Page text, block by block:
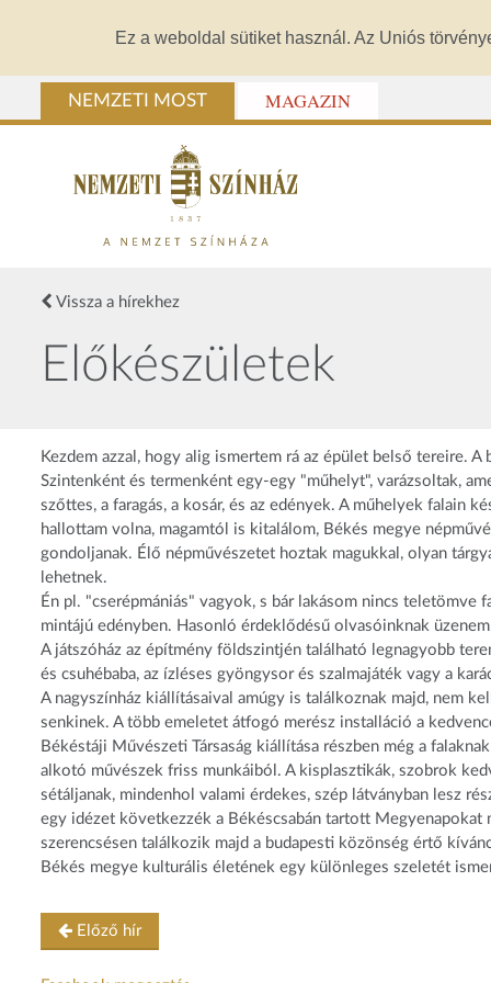
Ez a weboldal sütiket használ. Az Uniós
NEMZETI MOST MAGAZIN
Vissza a hírekhez
Előkészületek
Kezdem azzal, hogy alig ismertem rá az épület belső tereire.
Szintenként és termenként egy-egy "műhelyt", varázsoltak,
szőttes, a faragás, a kosár, és az edények. A műhelyek falain
hallottam volna, magamtól is kitalálom, Békés megye
gondoljanak. Élő népművészetet hoztak magukkal, olyan
lehetnek.
Én pl. "cserépmániás" vagyok, s bár lakásom nincs
mintájú edényben. Hasonló érdeklődésű olvasóinknak
A játszóház az építmény földszintjén található legnagyobb
és csuhébaba, az ízléses gyöngysor és szalmajáték vagy a
A nagyszínház kiállításaival amúgy is találkoznak majd, nem
senkinek. A több emeletet átfogó merész installáció a
Békéstáji Művészeti Társaság kiállítása részben még a
alkotó művészek friss munkáiból. A kisplasztikák, szobrok
sétáljanak, mindenhol valami érdekes, szép látványban lesz
egy idézet következzék a Békéscsabán tartott
szerencsésen találkozik majd a budapesti közönség értő
Békés megye kulturális életének egy különleges szeletét
Előző hír